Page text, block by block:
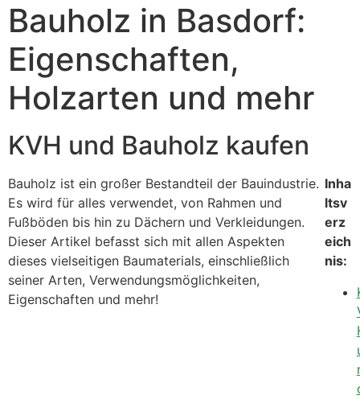
Bauholz in Basdorf:
Eigenschaften,
Holzarten und mehr
KVH und Bauholz kaufen
Bauholz ist ein großer Bestandteil der Bauindustrie.
Es wird für alles verwendet, von Rahmen und
Fußböden bis hin zu Dächern und Verkleidungen.
Dieser Artikel befasst sich mit allen Aspekten
dieses vielseitigen Baumaterials, einschließlich
seiner Arten, Verwendungsmöglichkeiten,
Eigenschaften und mehr!
Inha
ltsv
erz
eich
nis: